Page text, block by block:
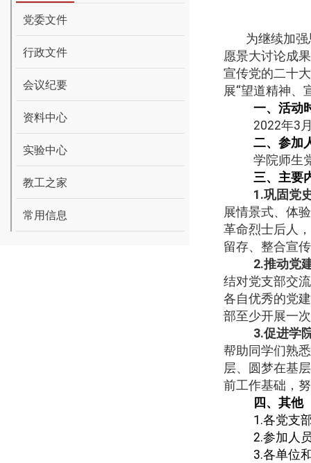
党委文件
行政文件
会议纪要
资料中心
实验中心
教工之家
常用信息
为继续加
愿景大讨论成
宣传党的二十
展“望道精神、
一、活动
2022年3
二、参加
学院师生
三、主要
1.巩固党
展情景式、体
革命烈士后人
留存、整合宣
2.推动党
结对党支部交
各自优秀的党
部至少开展一
3.促进学
帮助同学们熟
层、圆梦在基
前工作基础，
四、其他
1.各党支
2.参加人
3.各单位